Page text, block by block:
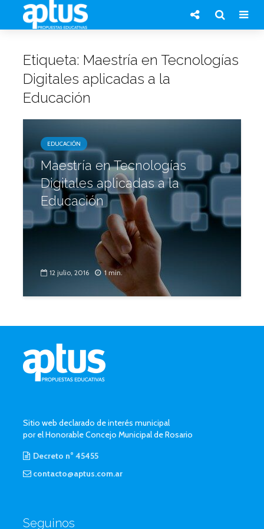
Etiqueta: Maestría en Tecnologías
Digitales aplicadas a la
Educación
EDUCACIÓN
Maestría en Tecnologías
Digitales aplicadas a la
Educación
12 julio, 2016 1 min.
Sitio web declarado de interés municipal
por el Honorable Concejo Municipal de Rosario
Decreto n° 45455
contacto@aptus.com.ar
Seguinos